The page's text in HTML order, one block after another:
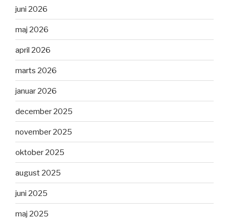
juni 2026
maj 2026
april 2026
marts 2026
januar 2026
december 2025
november 2025
oktober 2025
august 2025
juni 2025
maj 2025